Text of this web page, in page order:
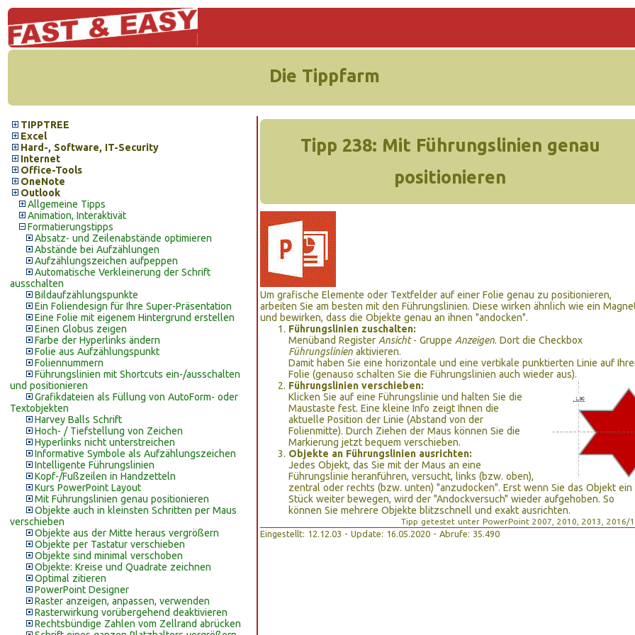
Die Tippfarm
TIPPTREE
Excel
Hard-, Software, IT-Security
Internet
Office-Tools
OneNote
Outlook
Allgemeine Tipps
Animation, Interaktivät
Formatierungstipps
Absatz- und Zeilenabstände optimieren
Abstände bei Aufzählungen
Aufzählungszeichen aufpeppen
Automatische Verkleinerung der Schrift
ausschalten
Bildaufzählungspunkte
Ein Foliendesign für Ihre Super-Präsentation
Eine Folie mit eigenem Hintergrund erstellen
Einen Globus zeigen
Farbe der Hyperlinks ändern
Folie aus Aufzählungspunkt
Foliennummern
Führungslinien mit Shortcuts ein-/ausschalten
und positionieren
Grafikdateien als Füllung von AutoForm- oder
Textobjekten
Harvey Balls Schrift
Hoch- / Tiefstellung von Zeichen
Hyperlinks nicht unterstreichen
Informative Symbole als Aufzählungszeichen
Intelligente Führungslinien
Kopf-/Fußzeilen in Handzetteln
Kurs PowerPoint Layout
Mit Führungslinien genau positionieren
Objekte auch in kleinsten Schritten per Maus
verschieben
Objekte aus der Mitte heraus vergrößern
Objekte per Tastatur verschieben
Objekte sind minimal verschoben
Objekte: Kreise und Quadrate zeichnen
Optimal zitieren
PowerPoint Designer
Raster anzeigen, anpassen, verwenden
Rasterwirkung vorübergehend deaktivieren
Rechtsbündige Zahlen vom Zellrand abrücken
Tipp 238: Mit Führungslinien genau
positionieren
Um grafische Elemente oder Textfelder auf einer Folie genau zu positionieren,
arbeiten Sie am besten mit den Führungslinien. Diese wirken ähnlich wie ein
und bewirken, dass die Objekte genau an ihnen "andocken".
Führungslinien zuschalten:
Menüband Register Ansicht- Gruppe Anzeigen. Dort die Checkbox
Führungslinien aktivieren.
Damit haben Sie eine horizontale und eine vertikale punktierten Linie auf
Folie (genauso schalten Sie die Führungslinien auch wieder aus).
Führungslinien verschieben:
Klicken Sie auf eine Führungslinie und halten Sie die
Maustaste fest. Eine kleine Info zeigt Ihnen die
aktuelle Position der Linie (Abstand von der
Folienmitte). Durch Ziehen der Maus können Sie die
Markierung jetzt bequem verschieben.
Objekte an Führungslinien ausrichten:
Jedes Objekt, das Sie mit der Maus an eine
Führungslinie heranführen, versucht, links (bzw. oben),
zentral oder rechts (bzw. unten) "anzudocken". Erst wenn Sie das Objekt ein
Stück weiter bewegen, wird der "Andockversuch" wieder aufgehoben. So
können Sie mehrere Objekte blitzschnell und exakt ausrichten.
Tipp getestet unter PowerPoint 2007, 2010, 2013, 2016/
Eingestellt: 12.12.03 - Update: 16.05.2020 - Abrufe: 35.490